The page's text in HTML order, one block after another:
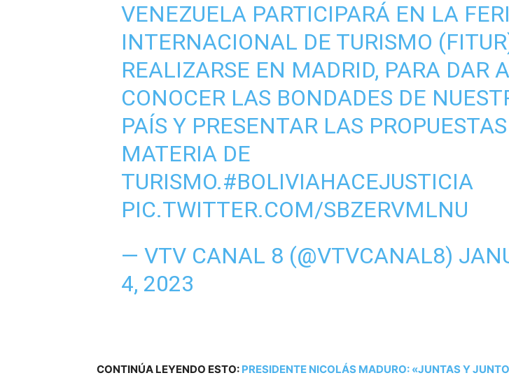
VENEZUELA PARTICIPARÁ EN LA
INTERNACIONAL DE TURISMO
REALIZARSE EN MADRID, PARA DAR A
CONOCER LAS BONDADES DE
PAÍS Y PRESENTAR LAS
MATERIA DE
TURISMO.#BOLIVIAHACEJUSTICIA
PIC.TWITTER.COM/SBZERVMLNU
— VTV CANAL 8 (@VTVCANAL8)
4, 2023
CONTINÚA LEYENDO ESTO: PRESIDENTE NICOLÁS MADURO: «JUNTAS Y